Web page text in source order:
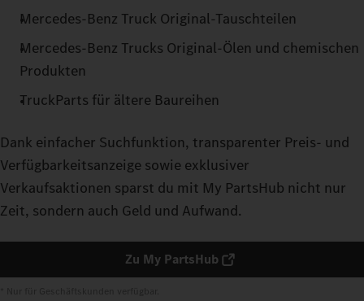
Mercedes‑Benz Truck Original-Tauschteilen
Mercedes‑Benz Trucks Original-Ölen und chemischen
Produkten
TruckParts für ältere Baureihen
Dank einfacher Suchfunktion, transparenter Preis- und
Verfügbarkeitsanzeige sowie exklusiver
Verkaufsaktionen sparst du mit My PartsHub nicht nur
Zeit, sondern auch Geld und Aufwand.
Zu My PartsHub